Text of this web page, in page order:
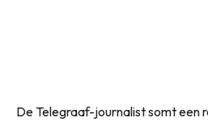
De Telegraaf-journalist somt een